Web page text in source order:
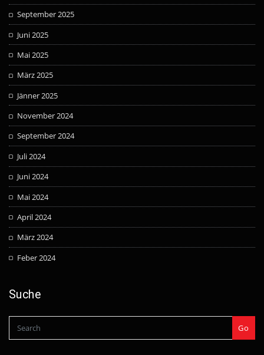
September 2025
Juni 2025
Mai 2025
März 2025
Jänner 2025
November 2024
September 2024
Juli 2024
Juni 2024
Mai 2024
April 2024
März 2024
Feber 2024
Suche
Go